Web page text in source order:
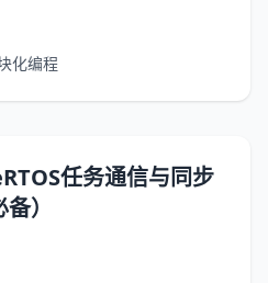
化编程
任务通信与同步
）